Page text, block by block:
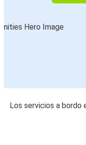
Los servicios a bordo